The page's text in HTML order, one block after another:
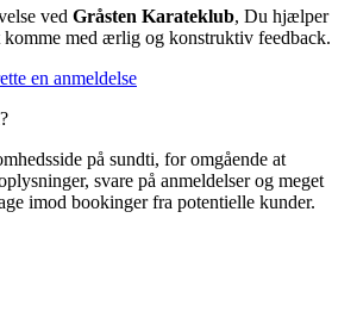
ved Gråsten Karateklub, Du hjælper
komme med ærlig og konstruktiv feedback.
en anmeldelse
på sundti, for omgående at
svare på anmeldelser og meget
imod bookinger fra potentielle kunder.